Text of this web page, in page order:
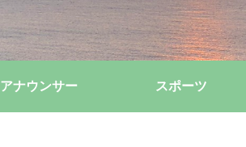
アナウンサー スポーツ